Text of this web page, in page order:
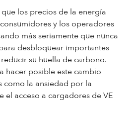
los precios de la energía
y los operadores
más seriamente que nunca
desbloquear importantes
su huella de carbono.
hacer posible este cambio
la ansiedad por la
el acceso a cargadores de VE